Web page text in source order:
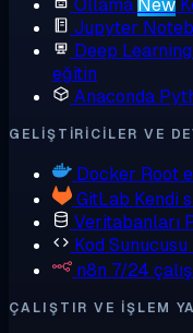
Ollama New
Jupyter
Deep
eğitin
Anaconda
GELIŞTIRICILER VE
Docker Root
GitLab Kendi
Veritabanları
Kod Sunucusu
n8n 7/24
ÇALIŞTIR VE IŞLEM